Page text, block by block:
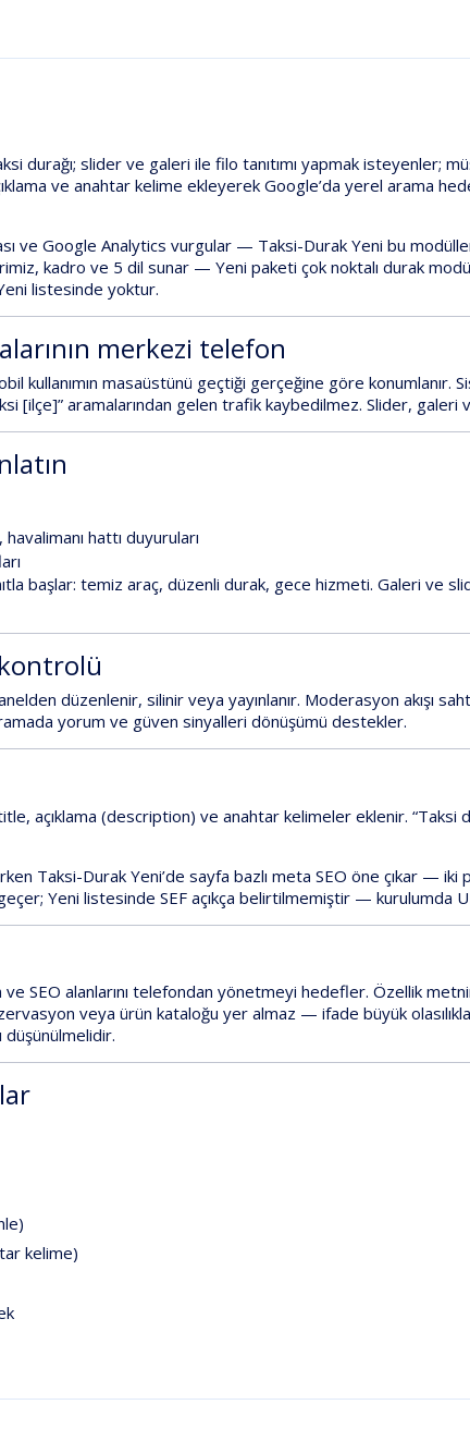
durağı;slider ve galeri ile filo tanıtımı yapmak isteyenler;
ve anahtar kelime ekleyerek Google’da yerel arama
ve Google Analytics vurgular — Taksi-Durak Yeni bu
kadro ve 5 dil sunar —Yeni paketiçok noktalı durak
listesinde yoktur.
merkezi telefon
kullanımın masaüstünü geçtiği gerçeğine göre
[ilçe]” aramalarından gelen trafik kaybedilmez. Slider, galeri
hattı duyuruları
başlar: temiz araç, düzenli durak, gece hizmeti. Galeri ve
düzenlenir, silinir veya yayınlanır. Moderasyon akışı
yorum ve güven sinyalleri dönüşümü destekler.
,açıklama (description) veanahtar kelimeler eklenir. “Taksi
Taksi-Durak Yeni’desayfa bazlı meta SEO öne çıkar — iki
Yeni listesinde SEF açıkça belirtilmemiştir — kurulumda
SEO alanlarını telefondan yönetmeyi hedefler. Özellik
veya ürün kataloğu yer almaz — ifade büyük
düşünülmelidir.
kelime)